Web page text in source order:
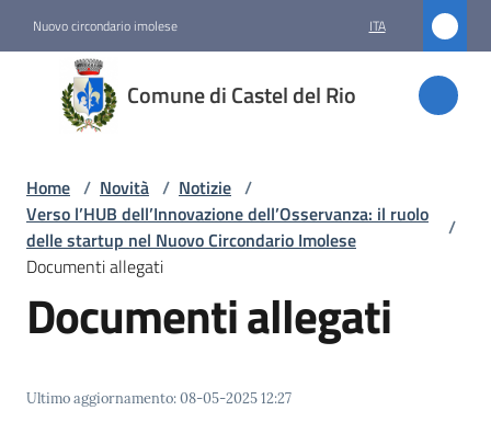
Nuovo circondario imolese ITA
Comune di Castel del Rio
Comune
di
Castel
Amministrazione
Novità
Home / Novità / Notizie /
Verso l’HUB dell’Innovazione dell’Osservanza: il ruolo
delle startup nel Nuovo Circondario Imolese
/
Documenti allegati
Documenti allegati
Ultimo aggiornamento:08-05-2025 12:27